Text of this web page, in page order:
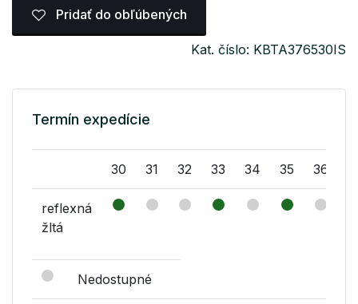
Pridať do obľúbených
Kat. číslo: KBTA376530IS
Termín expedície
30 31 32 33 34 35 36
reflexná
žltá
Nedostupné